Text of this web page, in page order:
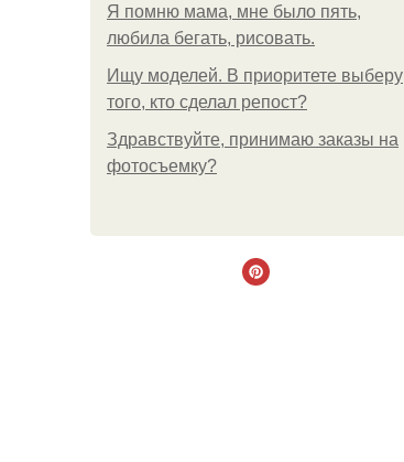
Я помню мама, мне было пять,
любила бегать, рисовать.
Ищу моделей. В приоритете выберу
того, кто сделал репост?
Здравствуйте, принимаю заказы на
фотосъемку?